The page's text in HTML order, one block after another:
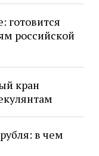
готовится
российской
кран
в чем